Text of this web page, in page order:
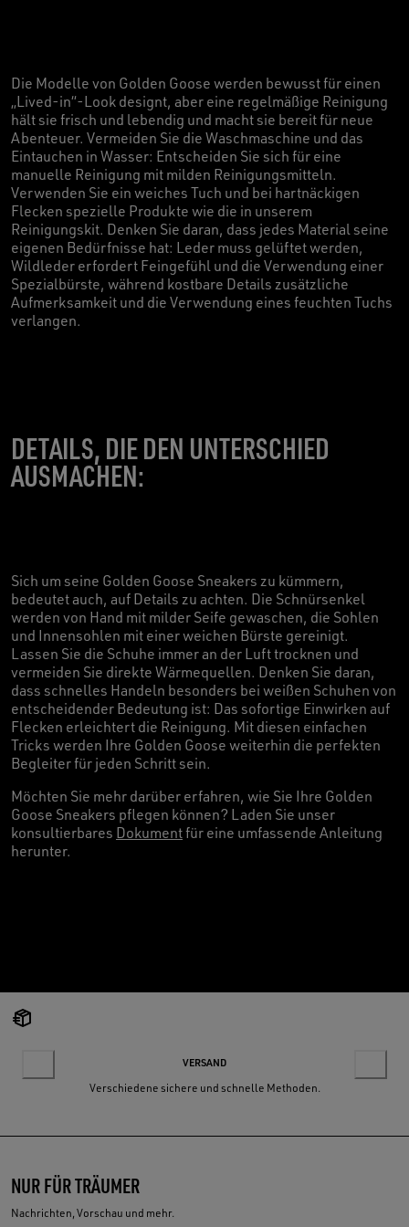
Die Modelle von Golden Goose werden bewusst für einen
„Lived-in“-Look designt, aber eine regelmäßige Reinigung
hält sie frisch und lebendig und macht sie bereit für neue
Abenteuer. Vermeiden Sie die Waschmaschine und das
Eintauchen in Wasser: Entscheiden Sie sich für eine
manuelle Reinigung mit milden Reinigungsmitteln.
Verwenden Sie ein weiches Tuch und bei hartnäckigen
Flecken spezielle Produkte wie die in unserem
Reinigungskit. Denken Sie daran, dass jedes Material seine
eigenen Bedürfnisse hat: Leder muss gelüftet werden,
Wildleder erfordert Feingefühl und die Verwendung einer
Spezialbürste, während kostbare Details zusätzliche
Aufmerksamkeit und die Verwendung eines feuchten Tuchs
verlangen.
DETAILS, DIE DEN UNTERSCHIED
AUSMACHEN:
Sich um seine Golden Goose Sneakers zu kümmern,
bedeutet auch, auf Details zu achten. Die Schnürsenkel
werden von Hand mit milder Seife gewaschen, die Sohlen
und Innensohlen mit einer weichen Bürste gereinigt.
Lassen Sie die Schuhe immer an der Luft trocknen und
vermeiden Sie direkte Wärmequellen. Denken Sie daran,
dass schnelles Handeln besonders bei weißen Schuhen von
entscheidender Bedeutung ist: Das sofortige Einwirken auf
Flecken erleichtert die Reinigung. Mit diesen einfachen
Tricks werden Ihre Golden Goose weiterhin die perfekten
Begleiter für jeden Schritt sein.
Möchten Sie mehr darüber erfahren, wie Sie Ihre Golden
Goose Sneakers pflegen können? Laden Sie unser
konsultierbares Dokumentfür eine umfassende Anleitung
herunter.
VERSAND
Verschiedene sichere und schnelle Methoden.
NUR FÜR TRÄUMER
Nachrichten, Vorschau und mehr.